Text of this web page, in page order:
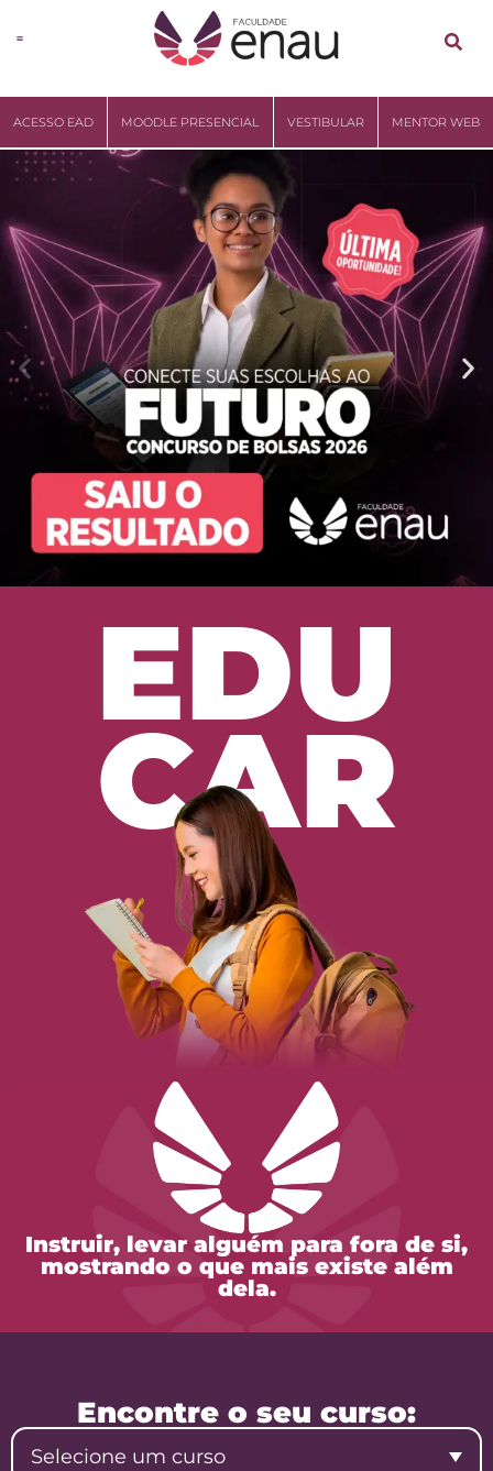
ACESSO EAD MOODLE PRESENCIAL VESTIBULAR MENTOR WEB
EDU
CAR
Instruir, levar alguém para fora de si,
mostrando o que mais existe além
dela.
Encontre o seu curso:
Selecione um curso